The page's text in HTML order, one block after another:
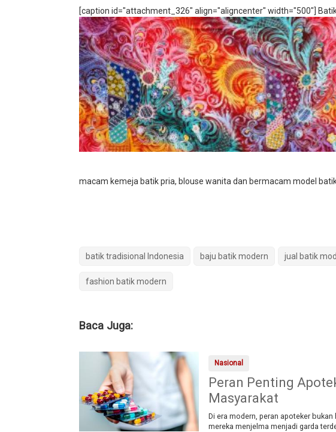
[caption id="attachment_326" align="aligncenter" width="500"]
macam kemeja batik pria, blouse wanita dan bermacam model batik
batik tradisional Indonesia baju batik modern jual batik
fashion batik modern
Baca Juga:
Nasional
Peran Penting
Masyarakat
Di era modern, peran apoteker
mereka menjelma menjadi garda